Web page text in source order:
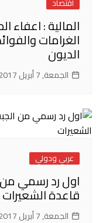
المالية : اعفاء
الديون
الجمعة, 7 أبريل 2017, 14:15
عربي ودولي
اول رد رسمي
قاعدة الشعيرات
الجمعة, 7 أبريل 2017, 13:03